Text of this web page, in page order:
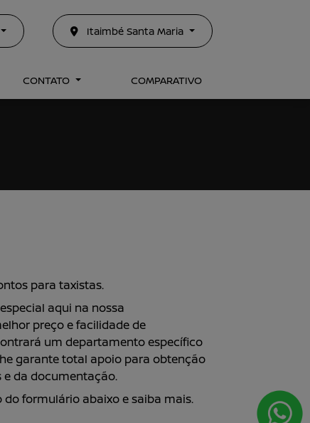
Itaimbé Santa Maria
CONTATO COMPARATIVO
para taxistas.
aqui na nossa
preço e facilidade de
um departamento específico
garante total apoio para obtenção
e da documentação.
formulário abaixo e saiba mais.